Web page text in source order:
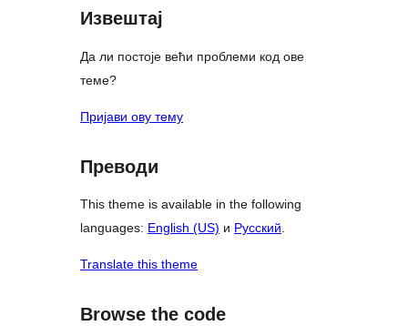
Извештај
Да ли постоје већи проблеми код ове
теме?
Пријави ову тему
Преводи
This theme is available in the following
languages: English (US) и Русский.
Translate this theme
Browse the code